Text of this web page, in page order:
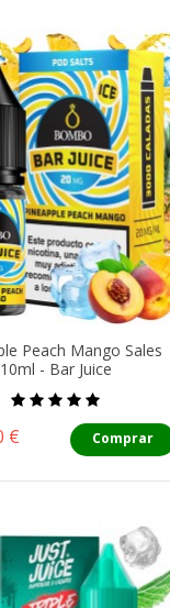
Peach Mango Sales
10ml - Bar Juice
€ Comprar